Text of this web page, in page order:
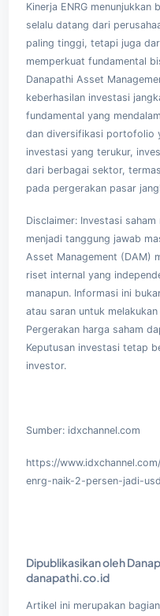
Kinerja ENRG
selalu datang dari
paling tinggi, tetapi juga
memperkuat fundamental
Danapathi Asset
keberhasilan investasi
fundamental yang
dan diversifikasi portofolio
investasi yang terukur,
dari berbagai sektor,
pada pergerakan pasar
Disclaimer: Investasi
menjadi tanggung jawab
Asset Management (DAM)
riset internal yang
manapun. Informasi ini
atau saran untuk
Pergerakan harga saham
Keputusan investasi tetap
investor.
Sumber: idxchannel.com
https://
enrg-naik-2-persen-jadi-
Dipublikasikan oleh
danapathi.co.id
Artikel ini merupakan